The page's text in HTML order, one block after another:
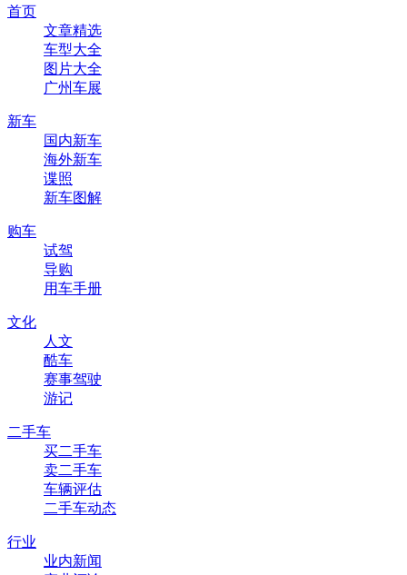
首页
文章精选
车型大全
图片大全
广州车展
新车
国内新车
海外新车
谍照
新车图解
购车
试驾
导购
用车手册
文化
人文
酷车
赛事驾驶
游记
二手车
买二手车
卖二手车
车辆评估
二手车动态
行业
业内新闻